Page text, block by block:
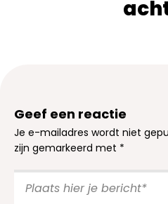
Geef een reactie
Je e-mailadres wordt niet
zijn gemarkeerd met *